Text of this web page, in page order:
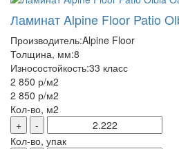
Ламинат Alpine Floor Patio
Производитель:Alpine Floor
Толщина, мм:8
Износостойкость:33 класс
2 850 р/м2
2 850 р/м2
Кол-во, м2
+
-
Кол-во, упак